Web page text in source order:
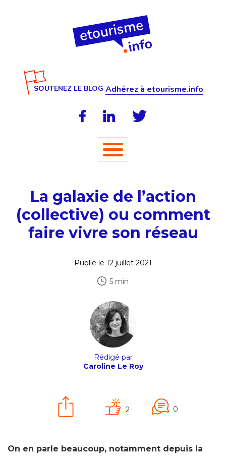
SOUTENEZ LE BLOG Adhérez à etourisme.info
La galaxie de l’action
(collective) ou comment
faire vivre son réseau
Publié le 12 juillet 2021
5 min
Rédigé par
Caroline Le Roy
2 0
On en parle beaucoup, notamment depuis la